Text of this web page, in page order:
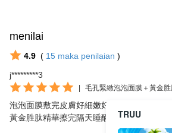
menilai
4.9 ( 15 maka penilaian )
j*********3
| 毛孔緊緻泡泡面膜＋黃金
泡泡面膜敷完皮膚好細嫩好滑
黃金胜肽精華擦完隔天睡醒皮膚很透亮 完全
TRUU